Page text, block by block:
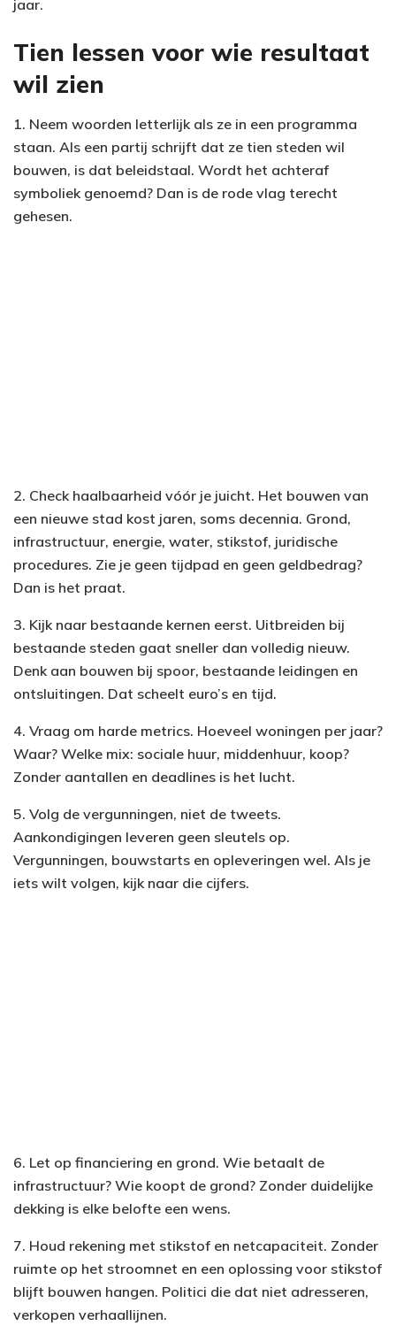
jaar.
Tien lessen voor wie resultaat
wil zien
1. Neem woorden letterlijk als ze in een programma
staan. Als een partij schrijft dat ze tien steden wil
bouwen, is dat beleidstaal. Wordt het achteraf
symboliek genoemd? Dan is de rode vlag terecht
gehesen.
2. Check haalbaarheid vóór je juicht. Het bouwen van
een nieuwe stad kost jaren, soms decennia. Grond,
infrastructuur, energie, water, stikstof, juridische
procedures. Zie je geen tijdpad en geen geldbedrag?
Dan is het praat.
3. Kijk naar bestaande kernen eerst. Uitbreiden bij
bestaande steden gaat sneller dan volledig nieuw.
Denk aan bouwen bij spoor, bestaande leidingen en
ontsluitingen. Dat scheelt euro’s en tijd.
4. Vraag om harde metrics. Hoeveel woningen per jaar?
Waar? Welke mix: sociale huur, middenhuur, koop?
Zonder aantallen en deadlines is het lucht.
5. Volg de vergunningen, niet de tweets.
Aankondigingen leveren geen sleutels op.
Vergunningen, bouwstarts en opleveringen wel. Als je
iets wilt volgen, kijk naar die cijfers.
6. Let op financiering en grond. Wie betaalt de
infrastructuur? Wie koopt de grond? Zonder duidelijke
dekking is elke belofte een wens.
7. Houd rekening met stikstof en netcapaciteit. Zonder
ruimte op het stroomnet en een oplossing voor stikstof
blijft bouwen hangen. Politici die dat niet adresseren,
verkopen verhaallijnen.